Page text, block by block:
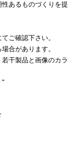
あるものづくりを提
ご確認下さい。
合があります。
干製品と画像のカラ
"